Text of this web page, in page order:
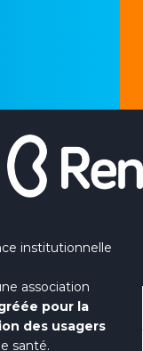
institutionnelle
association
pour la
des usagers
santé.